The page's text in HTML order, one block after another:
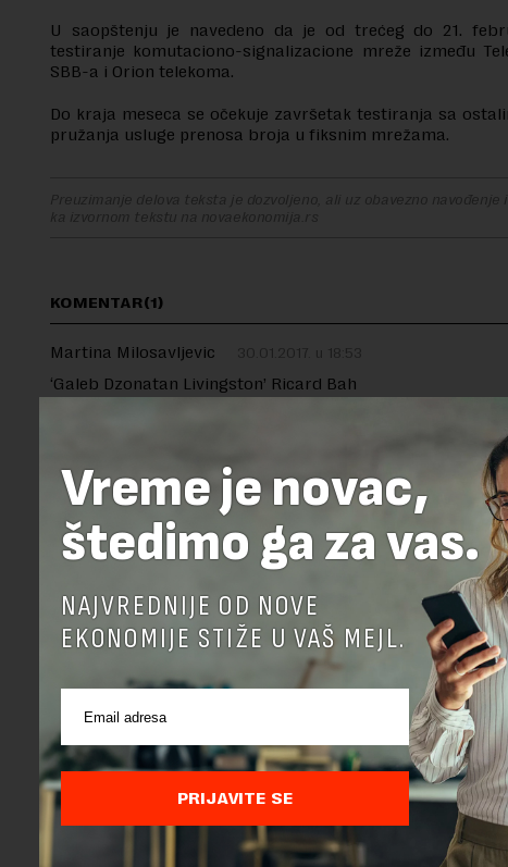
U saopštenju je navedeno da je od trećeg do 21.
testiranje komutaciono-signalizacione mreže između
SBB-a i Orion telekoma.
Do kraja meseca se očekuje završetak testiranja sa
pružanja usluge prenosa broja u fiksnim mrežama.
Preuzimanje delova teksta je dozvoljeno, ali uz obavezno
ka izvornom tekstu na novaekonomija.rs
KOMENTAR(1)
Martina Milosavljevic 30.01.2017. u 18:53
‘Galeb Dzonatan Livingston’ Ricard Bah
martina.milosavljevic@yahoo.com
OSTAVITE ODGOVOR
Pre slanja komentara, molimo vas da se upoznate sapravilima
korišćenja sajta.
Sajt je zaštićen pomocu reCaptcha i Google. Google Politika
Vreme je novac,
štedimo ga za vas.
NAJVREDNIJE OD NOVE
EKONOMIJE STIŽE U VAŠ MEJL.
PRIJAVITE SE